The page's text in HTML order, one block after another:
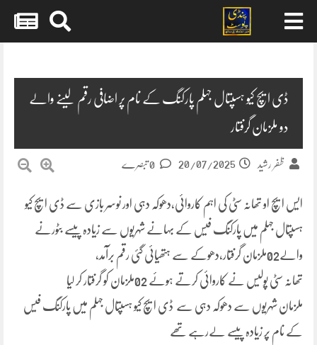
ڈی ایچ کیو ہسپتال جہلم پارکنگ کے نام پر اضافی رقم لینے والے
دو ملزمان گرفتار
ظفر رشید 20/07/2025
ایس ایچ او تھانہ سٹی کی اہم کاروائی،دھوکہ دہی اور نوسر بازی سے ڈی ایچ کیو
ہسپتال جہلم میں پارکنگ فیس کے بہانے شہریوں سے زیادہ پیسے بٹورنے
والے02ملزمان گرفتار،دھوکے سے ہتھیائی گئی رقم برآمد،
تھانہ سٹی پولیس نے کاروائی کرتے ہوئے 02ملزمان کو گرفتار کر لیا
ملزمان شہریوں سے دھوکہ دہی سے ڈی ایچ کیو ہسپتال جہلم میں پارکنگ فیس
کے نام پر زیادہ پیسے لےرہے تھے